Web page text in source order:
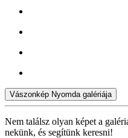
Vászonkép Nyomda galériája
Nem találsz olyan képet a
nekünk, és segítünk keresni!